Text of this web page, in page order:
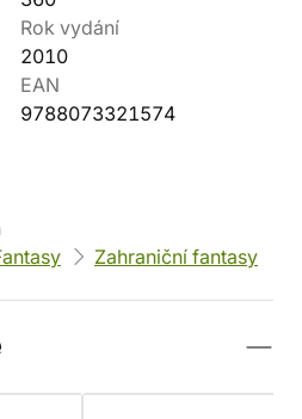
Rok vydání
2010
EAN
9788073321574
Zahraniční fantasy